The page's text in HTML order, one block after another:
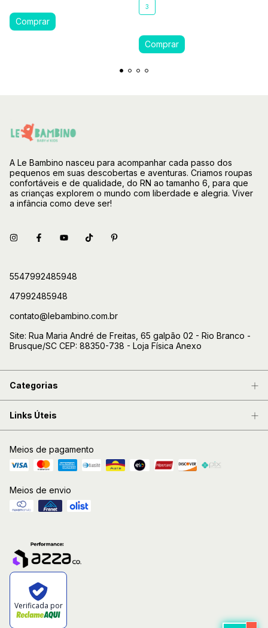
3
A Le Bambino nasceu para acompanhar cada passo dos
pequenos em suas descobertas e aventuras. Criamos roupas
confortáveis e de qualidade, do RN ao tamanho 6, para que
as crianças explorem o mundo com liberdade e alegria. Viver
a infância como deve ser!
5547992485948
47992485948
contato@lebambino.com.br
Site: Rua Maria André de Freitas, 65 galpão 02 - Rio Branco -
Brusque/SC CEP: 88350-738 - Loja Física Anexo
Categorias
Links Úteis
Meios de pagamento
Meios de envio
Verificada por